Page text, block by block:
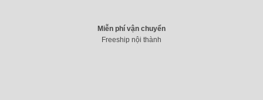
Miễn phí vận chuyển
Freeship nội thành